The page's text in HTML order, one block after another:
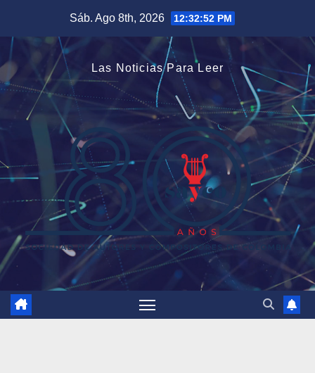
contenido
Sáb. Ago 8th, 2026 12:32:52 PM
Las Noticias Para Leer